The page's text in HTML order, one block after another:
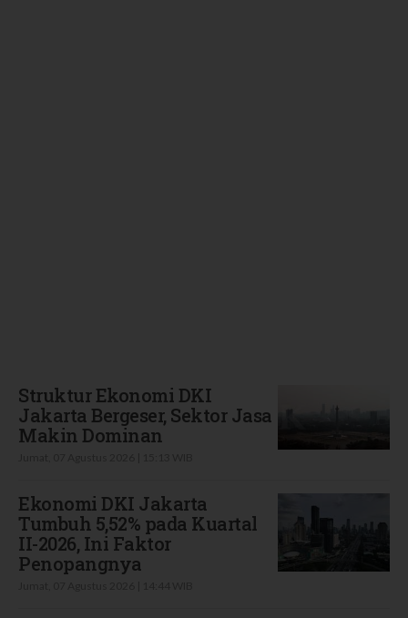
Struktur Ekonomi DKI
Jakarta Bergeser, Sektor Jasa
Makin Dominan
Ekonomi DKI Jakarta
Tumbuh 5,52% pada Kuartal
II-2026, Ini Faktor
Penopangnya